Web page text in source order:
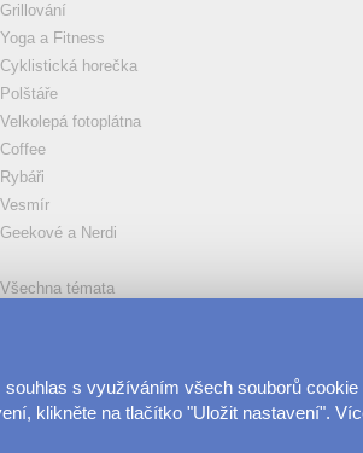
Grillování
Yoga a Fitness
Cyklistická horečka
Polštáře
Velkolepá fotoplátna
Coffee
Rybáři
Vesmír
Geekové a Nerdi
Všechna témata
s využíváním všech souborů cookie
klikněte na tlačítko "Uložit nastavení".